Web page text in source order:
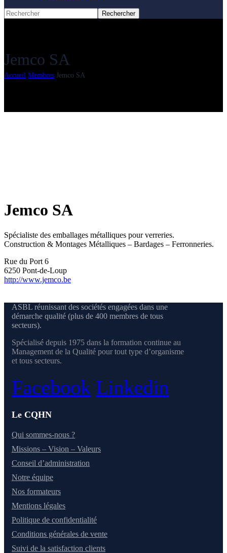
Jemco SA
Accueil Membres Jemco SA
Jemco SA
Spécialiste des emballages métalliques pour verreries.
Construction & Montages Métalliques – Bardages – Ferronneries.
Rue du Port 6
6250 Pont-de-Loup
http://www.jemco.be
ASBL réunissant des sociétés engagées dans une
démarche qualité (plus de 400 membres de tous
secteurs).
Spécialisé depuis 1975 dans la formation continue au
Management de la Qualité pour tout type d’organisme
et tous secteurs.
Facebook Linkedin
Le CQHN
Qui sommes-nous ?
Missions – Vision – Valeurs
Conseil d’administration
Notre équipe
Nos formateurs
Mentions légales
Politique de confidentialité
Conditions générales de vente
Suivi de la satisfaction clients